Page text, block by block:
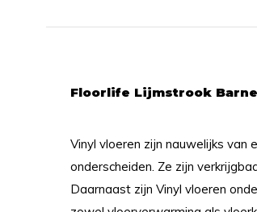
Floorlife Lijmstrook
Vinyl vloeren zijn nauwelijks
onderscheiden. Ze zijn
Daarnaast zijn Vinyl vloeren